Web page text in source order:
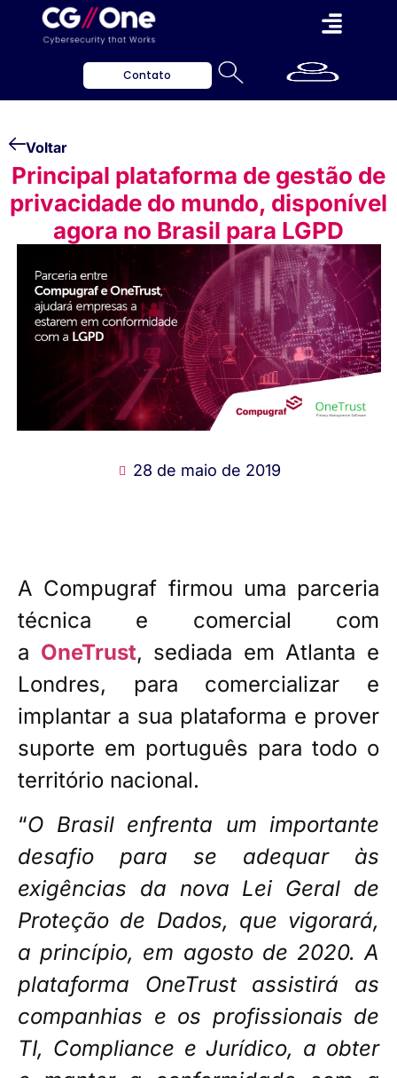
Contato
Voltar
Principal plataforma de gestão de
privacidade do mundo, disponível
agora no Brasil para LGPD
28 de maio de 2019
A Compugraf firmou uma parceria
técnica e comercial com
a OneTrust, sediada em Atlanta e
Londres, para comercializar e
implantar a sua plataforma e prover
suporte em português para todo o
território nacional.
“O Brasil enfrenta um importante
desafio para se adequar às
exigências da nova Lei Geral de
Proteção de Dados, que vigorará,
a princípio, em agosto de 2020. A
plataforma OneTrust assistirá as
companhias e os profissionais de
TI, Compliance e Jurídico, a obter